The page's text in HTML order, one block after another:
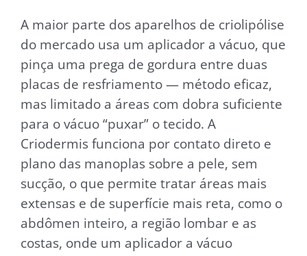
A maior parte dos aparelhos de criolipólise
do mercado usa um aplicador a vácuo, que
pinça uma prega de gordura entre duas
placas de resfriamento — método eficaz,
mas limitado a áreas com dobra suficiente
para o vácuo “puxar” o tecido. A
Criodermis funciona por contato direto e
plano das manoplas sobre a pele, sem
sucção, o que permite tratar áreas mais
extensas e de superfície mais reta, como o
abdômen inteiro, a região lombar e as
costas, onde um aplicador a vácuo